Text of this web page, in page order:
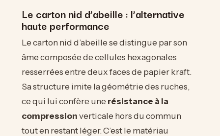
Le carton nid d’abeille : l’alternative
haute performance
Le carton nid d’abeille se distingue par son
âme composée de cellules hexagonales
resserrées entre deux faces de papier kraft.
Sa structure imite la géométrie des ruches,
ce qui lui confère une résistance à la
compressionverticale hors du commun
tout en restant léger. C’est le matériau